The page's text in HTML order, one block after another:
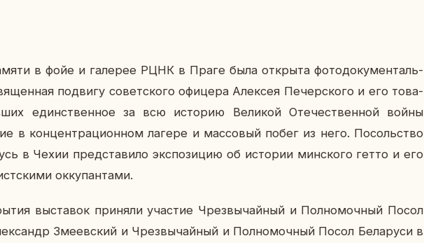
в фойе и га­ле­рее РЦНК в Праге была от­кры­та фо­то­до­ку­мен­таль­
по­дви­гу со­вет­ско­го офи­це­ра Алек­сея Пе­чер­ско­го и его то­ва­
един­ствен­ное за всю ис­то­рию Ве­ли­кой Оте­че­ствен­ной войны
в кон­цен­тра­ци­он­ном лагере и мас­со­вый побег из него. По­соль­ство
в Чехии пред­ста­ви­ло экс­по­зи­цию об ис­то­рии мин­ско­го гетто и его
ок­ку­пан­та­ми.
вы­ста­вок при­ня­ли уча­стие Чрез­вы­чай­ный и Пол­но­моч­ный Посол
Зме­ев­ский и Чрез­вы­чай­ный и Пол­но­моч­ный Посол Бе­ла­ру­си в